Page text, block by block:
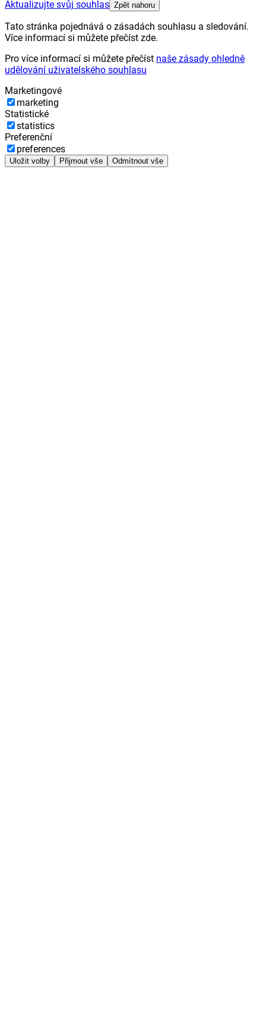
Aktualizujte svůj souhlas Zpět nahoru
Tato stránka pojednává o zásadách souhlasu a sledování.
Více informací si můžete přečíst zde.
Pro více informací si můžete přečíst naše zásady ohledně
udělování uživatelského souhlasu
Marketingové
marketing
Statistické
statistics
Preferenční
preferences
Uložit volby Přijmout vše Odmítnout vše